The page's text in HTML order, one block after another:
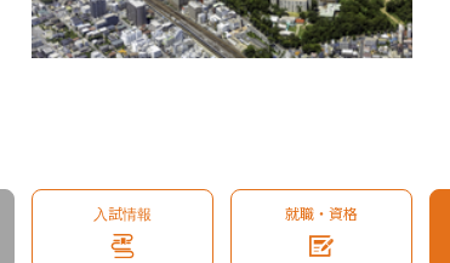
入試情報 就職・資格